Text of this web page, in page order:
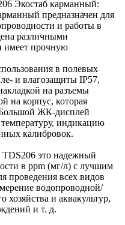
Экостаб карманный:
предназначен для
и работы в
различными
имеет прочную
в полевых
и влагозащиты IP57,
на разъемы
на корпус, которая
ЖК-дисплей
индикацию
калибровок.
это надежный
в ppm (мг/л) с лучшим
проведения всех видов
водопроводной/
хозяйства и аквакультур,
и т. д.